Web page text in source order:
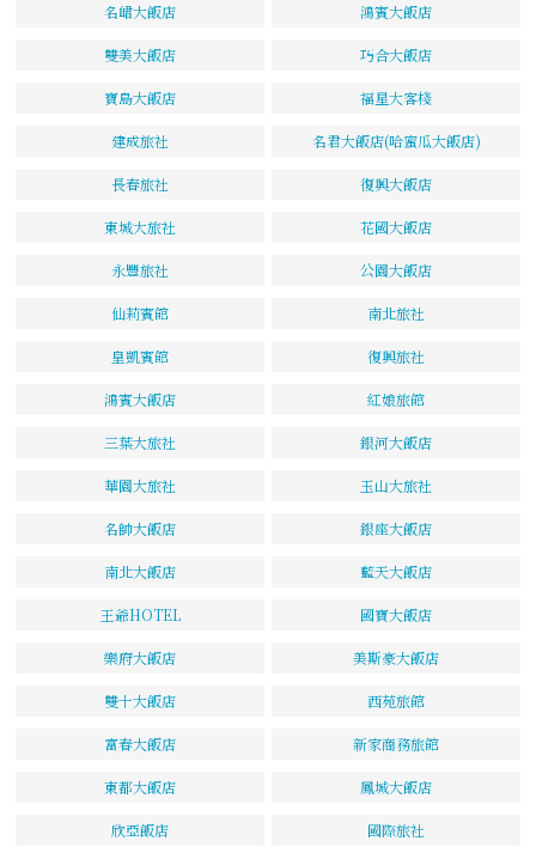
名峮大飯店 鴻賓大飯店
雙美大飯店 巧合大飯店
寶島大飯店 福星大客棧
建成旅社 名君大飯店(哈蜜瓜大飯店)
長春旅社 復興大飯店
東城大旅社 花國大飯店
永豐旅社 公園大飯店
仙莉賓館 南北旅社
皇凱賓館 復興旅社
鴻賓大飯店 紅娘旅館
三葉大旅社 銀河大飯店
華園大旅社 玉山大旅社
名帥大飯店 銀座大飯店
南北大飯店 藍天大飯店
王爺HOTEL 國寶大飯店
樂府大飯店 美斯豪大飯店
雙十大飯店 西苑旅館
富春大飯店 新家商務旅館
東都大飯店 鳳城大飯店
欣亞飯店 國際旅社